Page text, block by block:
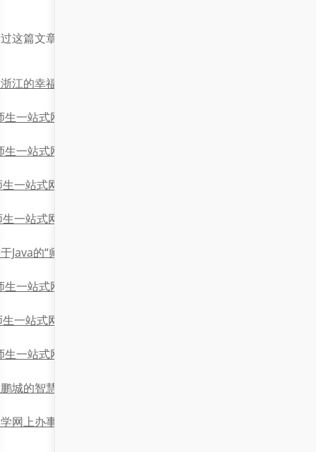
这篇文章的读者还喜欢：
江的幸福时光：大学网上办事大厅与大模型知识库的奇妙邂逅
生一站式网上办事大厅”与“手册”的建设与应用
生一站式网上办事大厅”与“下载”功能的便捷服务体验
生一站式网上办事大厅’与校园数字化转型：技术实现与排名分
生一站式网上办事大厅’与‘解决方案’的沉稳探索
Java的“师生一站式网上办事大厅”系统设计与实现
生一站式网上办事大厅”与学校数字化转型的深度融合
生一站式网上办事大厅’与大学的融合发展
生一站式网上办事大厅”与“科学”融合的信息化实践与手册指导
城的智慧校园中，与‘大学网上办事大厅’和‘AI助手’共舞
网上办事大厅的介绍与功能概述